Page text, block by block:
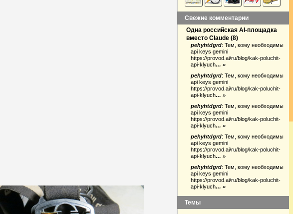
Свежие комментарии
Одна российская AI-площадка
вместо Claude (8)
pehyhtdgrd: Тем, кому необходимы
api keys gemini
https://provod.ai/ru/blog/kak-poluchit-
api-klyuch… »
pehyhtdgrd: Тем, кому необходимы
api keys gemini
https://provod.ai/ru/blog/kak-poluchit-
api-klyuch… »
pehyhtdgrd: Тем, кому необходимы
api keys gemini
https://provod.ai/ru/blog/kak-poluchit-
api-klyuch… »
pehyhtdgrd: Тем, кому необходимы
api keys gemini
https://provod.ai/ru/blog/kak-poluchit-
api-klyuch… »
pehyhtdgrd: Тем, кому необходимы
api keys gemini
https://provod.ai/ru/blog/kak-poluchit-
api-klyuch… »
Темы